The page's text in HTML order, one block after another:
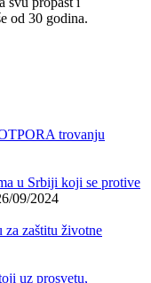
od 30 godina.
trovanju
u Srbiji koji se protive
09/2024
za zaštitu životne
uz prosvetu,